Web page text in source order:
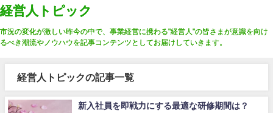
経営人トピック
市況の変化が激しい昨今の中で、事業経営に携わる"経営人"の皆さまが意識を向け
るべき潮流やノウハウを記事コンテンツとしてお届けしていきます。
経営人トピックの記事一覧
新入社員を即戦力にする最適な研修期間は？